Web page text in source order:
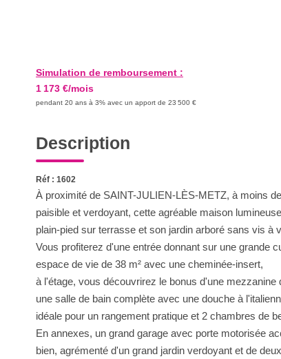
Simulation de remboursement :
1 173 €/mois
pendant 20 ans à 3% avec un apport de 23 500 €
Description
Réf : 1602
À proximité de SAINT-JULIEN-LÈS-METZ, à moins
paisible et verdoyant, cette agréable maison
plain-pied sur terrasse et son jardin arboré sans vis à
Vous profiterez d'une entrée donnant sur une grande
espace de vie de 38 m² avec une cheminée-insert,
à l'étage, vous découvrirez le bonus d'une
une salle de bain complète avec une douche à
idéale pour un rangement pratique et 2 chambres de
En annexes, un grand garage avec porte motorisée
bien, agrémenté d'un grand jardin verdoyant et de